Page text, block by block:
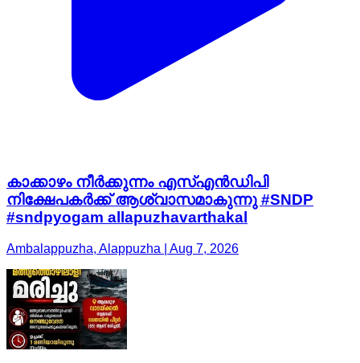
കാക്കാഴം നീർക്കുന്നം എസ്എൻഡിപി
നിക്ഷേപകർക്ക് ആശ്വാസമാകുന്നു #SNDP
#sndpyogam allapuzhavarthakal
Ambalappuzha, Alappuzha | Aug 7, 2026